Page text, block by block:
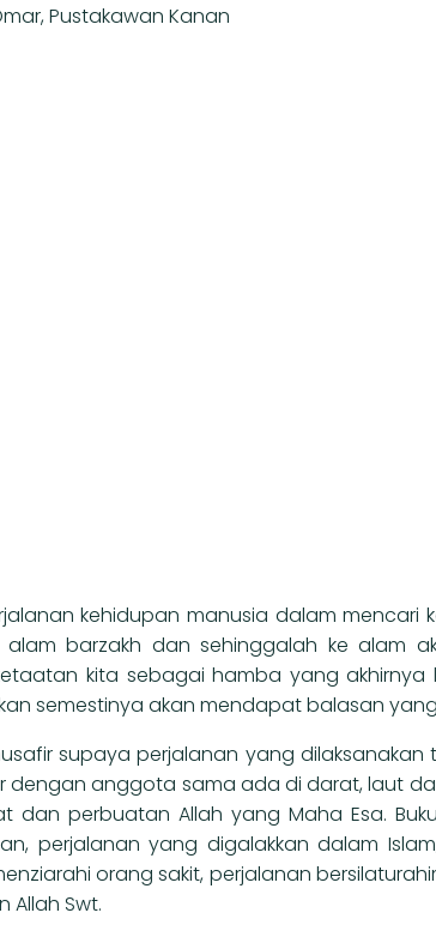
Pustakawan Kanan
kehidupan manusia dalam mencari
barzakh dan sehinggalah ke alam
kita sebagai hamba yang akhirnya
semestinya akan mendapat balasan
supaya perjalanan yang dilaksanakan
anggota sama ada di darat, laut
perbuatan Allah yang Maha Esa.
perjalanan yang digalakkan dalam
orang sakit, perjalanan
Allah Swt.